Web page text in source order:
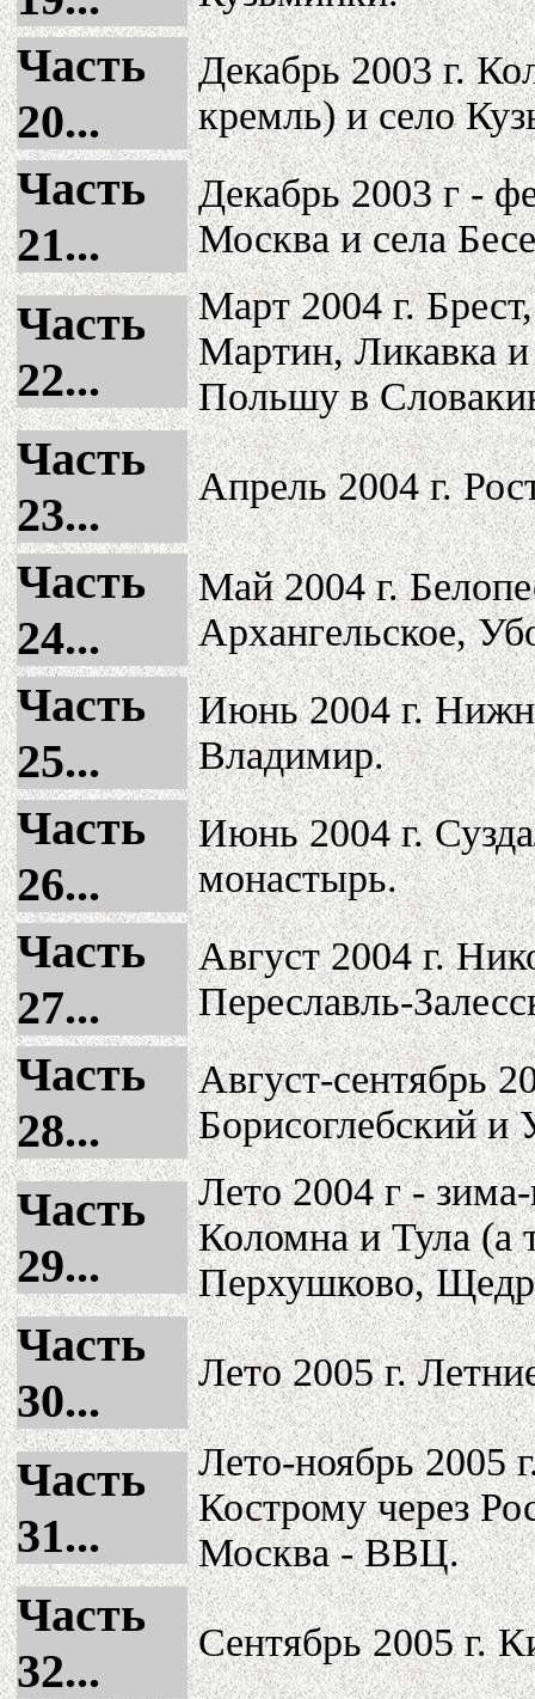
Часть
20...
Декабрь 2003 г.
кремль) и село
Часть
21...
Декабрь 2003 г -
Москва и села
Часть
22...
Март 2004 г.
Мартин, Ликавка
Польшу в
Часть
23...
Апрель 2004 г.
Часть
24...
Май 2004 г.
Архангельское,
Часть
25...
Июнь 2004 г.
Владимир.
Часть
26...
Июнь 2004 г.
монастырь.
Часть
27...
Август 2004 г.
Переславль-
Часть
28...
Август-сентябрь
Борисоглебский и
Часть
29...
Лето 2004 г -
Коломна и Тула (а
Перхушково,
Часть
30...
Лето 2005 г.
Часть
31...
Лето-ноябрь 2005
Кострому через
Москва - ВВЦ.
Часть
32...
Сентябрь 2005 г.